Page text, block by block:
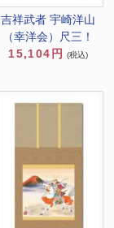
吉祥武者 宇崎洋山
（幸洋会）尺三！
15,104円
(税込)